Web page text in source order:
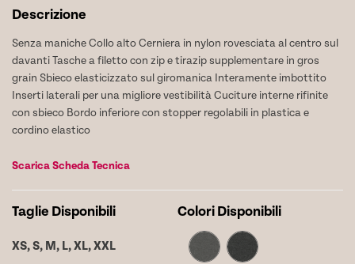
Descrizione
Senza maniche Collo alto Cerniera in nylon rovesciata al centro sul
davanti Tasche a filetto con zip e tirazip supplementare in gros
grain Sbieco elasticizzato sul giromanica Interamente imbottito
Inserti laterali per una migliore vestibilità Cuciture interne rifinite
con sbieco Bordo inferiore con stopper regolabili in plastica e
cordino elastico
Scarica Scheda Tecnica
Taglie Disponibili
XS,S, M, L,XL,XXL
Colori Disponibili